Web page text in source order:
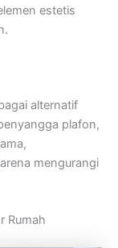
estetis
alternatif
plafon,
mengurangi
Rumah